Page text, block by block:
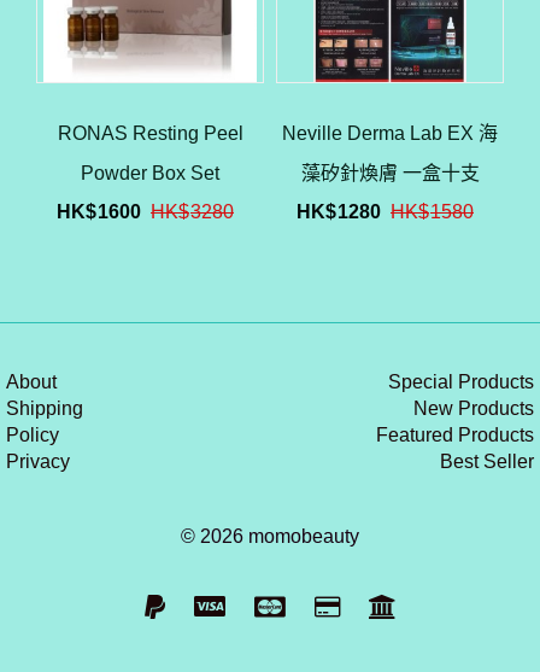
RONAS Resting Peel
Powder Box Set
HK$1600 HK$3280
Neville Derma Lab EX 海
藻矽針煥膚 一盒十支
HK$1280 HK$1580
About
Shipping
Policy
Privacy
Special Products
New Products
Featured Products
Best Seller
© 2026 momobeauty